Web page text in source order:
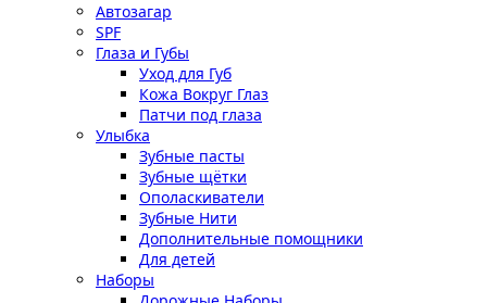
Автозагар
SPF
Глаза и Губы
Уход для Губ
Кожа Вокруг Глаз
Патчи под глаза
Улыбка
Зубные пасты
Зубные щётки
Ополаскиватели
Зубные Нити
Дополнительные помощники
Для детей
Наборы